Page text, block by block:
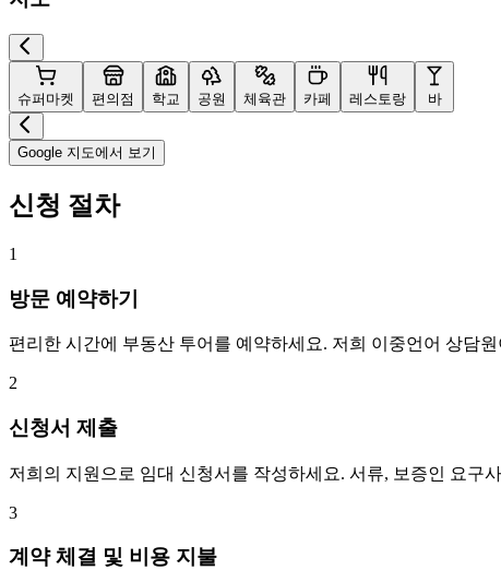
슈퍼마켓 편의점 학교 공원 체육관 카페 레스토랑 바
Google 지도에서 보기
신청 절차
1
방문 예약하기
편리한 시간에 부동산 투어를 예약하세요. 저희 이중언어 상담
2
신청서 제출
저희의 지원으로 임대 신청서를 작성하세요. 서류, 보증인 요구
3
계약 체결 및 비용 지불